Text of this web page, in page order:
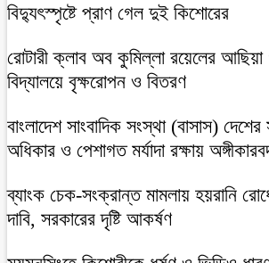
বিদ্যুৎস্পৃষ্টে প্রাণ গেল দুই কিশোরের
রোটারী ক্লাব অব কুমিল্লা রয়েলের আছিয়া
বিদ্যালয়ে বৃক্ষরোপন ও বিতরণ
বাংলাদেশ সাংবাদিক সংস্থা (বাসাস) দেশের
অধিকার ও পেশাগত মর্যাদা রক্ষায়
ব্যাংক চেক-সংক্রান্ত মামলায় হয়রানি
দাবি, সরকারের দৃষ্টি আকর্ষণ